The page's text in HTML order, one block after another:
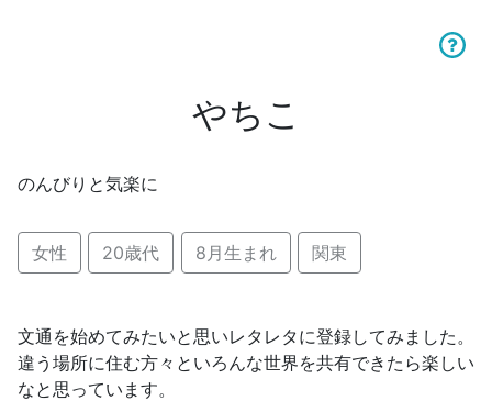
やちこ
のんびりと気楽に
女性 20歳代 8月生まれ 関東
文通を始めてみたいと思いレタレタに登録してみました。
違う場所に住む方々といろんな世界を共有できたら楽しい
なと思っています。